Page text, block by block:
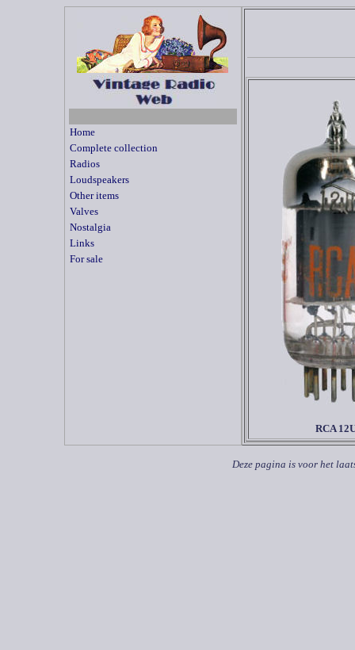
Home
Complete collection
Radios
Loudspeakers
Other items
Valves
Nostalgia
Links
For sale
RCA
Deze pagina is voor het